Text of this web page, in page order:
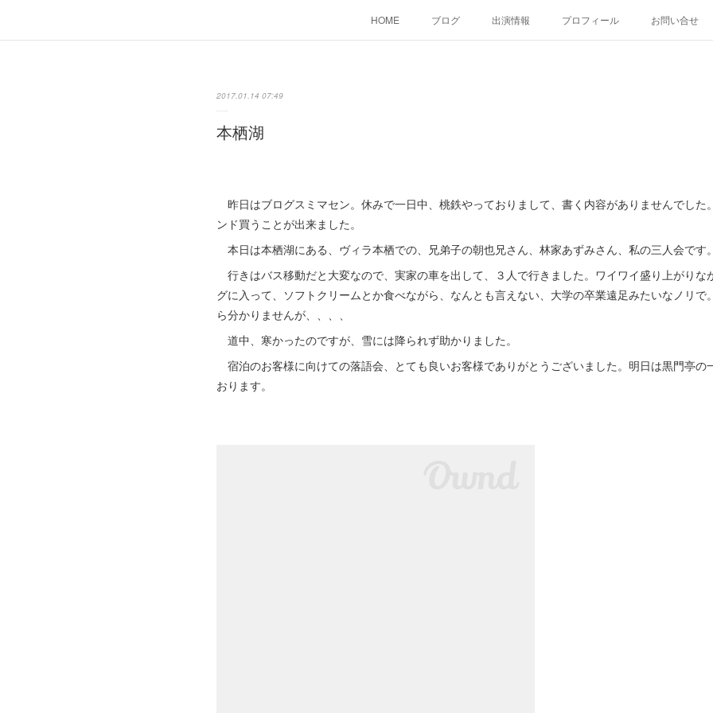
HOME ブログ 出演情報 プロフィール お問い合せ
2017.01.14 07:49
本栖湖
昨日はブログスミマセン。休みで一日中、桃鉄やっておりまして、書く内容がありませんでした
ンド買うことが出来ました。
本日は本栖湖にある、ヴィラ本栖での、兄弟子の朝也兄さん、林家あずみさん、私の三人会です。
行きはバス移動だと大変なので、実家の車を出して、３人で行きました。ワイワイ盛り上がりな
グに入って、ソフトクリームとか食べながら、なんとも言えない、大学の卒業遠足みたいなノリで
ら分かりませんが、、、、
道中、寒かったのですが、雪には降られず助かりました。
宿泊のお客様に向けての落語会、とても良いお客様でありがとうございました。明日は黒門亭の
おります。